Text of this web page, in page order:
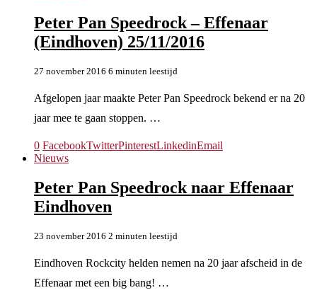
Peter Pan Speedrock – Effenaar
(Eindhoven) 25/11/2016
27 november 2016 6 minuten leestijd
Afgelopen jaar maakte Peter Pan Speedrock bekend er na 20
jaar mee te gaan stoppen. …
0 FacebookTwitterPinterestLinkedinEmail
Nieuws
Peter Pan Speedrock naar Effenaar
Eindhoven
23 november 2016 2 minuten leestijd
Eindhoven Rockcity helden nemen na 20 jaar afscheid in de
Effenaar met een big bang! …